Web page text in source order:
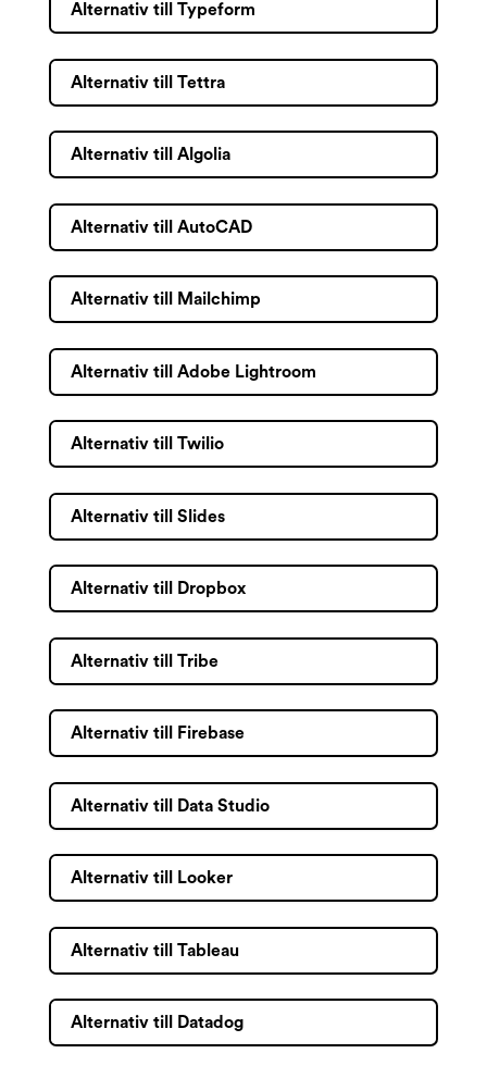
Alternativ till Typeform
Alternativ till Tettra
Alternativ till Algolia
Alternativ till AutoCAD
Alternativ till Mailchimp
Alternativ till Adobe Lightroom
Alternativ till Twilio
Alternativ till Slides
Alternativ till Dropbox
Alternativ till Tribe
Alternativ till Firebase
Alternativ till Data Studio
Alternativ till Looker
Alternativ till Tableau
Alternativ till Datadog